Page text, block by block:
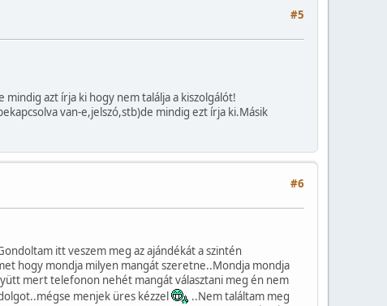
#5
azt írja ki hogy nem találja a kiszolgálót!
van-e,jelszó,stb)de mindig ezt írja ki.Másik
#6
itt veszem meg az ajándékát a szintén
hogy mondja milyen mangát szeretne..Mondja mondja
mert telefonon nehét mangát választani meg én nem
menjek üres kézzel
..Nem találtam meg